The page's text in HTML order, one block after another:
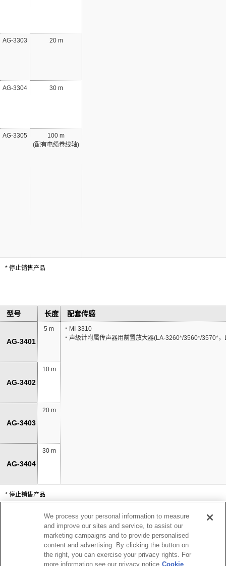
AG-3303 20 m
AG-3304 30 m
AG-3305
100 m
(配有电缆卷线轴)
* 停止销售产品
型号 长度 配套传感
AG-3401
5 m
・MI-3310
・声级计附属传声器用前置放大器(LA-3260*/3560*/3570*
AG-3402
10 m
AG-3403
20 m
AG-3404
30 m
* 停止销售产品
●为了提高性能，可能不经预告而变更外形及规格，请谅
We process your personal information to measure
and improve our sites and service, to assist our
marketing campaigns and to provide personalised
content and advertising. By clicking the button on
the right, you can exercise your privacy rights. For
more information see our privacy notice Cookie